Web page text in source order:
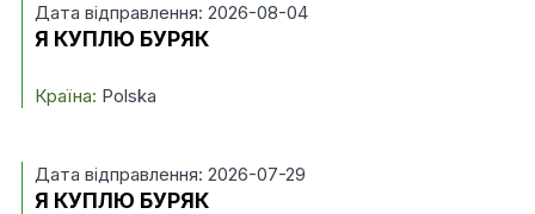
Дата відправлення: 2026-08-04
Я КУПЛЮ БУРЯК
Країна: Polska
Дата відправлення: 2026-07-29
Я КУПЛЮ БУРЯК